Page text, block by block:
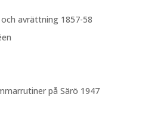
avrättning 1857-58
på Särö 1947